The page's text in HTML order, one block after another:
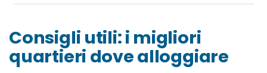
Consigli utili: i migliori
quartieri dove alloggiare